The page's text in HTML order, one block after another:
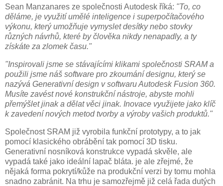
Sean Manzanares ze společnosti Autodesk říká: "To, co
děláme, je využití umělé inteligence i superpočítačového
výkonu, který umožňuje vymyslet desítky nebo stovky
různých návrhů, které by člověka nikdy nenapadly, a ty
získáte za zlomek času."
"Inspirovali jsme se stávajícími klikami společnosti SRAM a
použili jsme náš software pro zkoumání designu, který se
nazývá Generativní design v softwaru Autodesk Fusion 360.
Musíte zavést nové konstrukční nástroje, abyste mohli
přemýšlet jinak a dělat věci jinak. Inovace využijete jako klíč
k zavedení nových metod tvorby a výroby vašich produktů."
Společnost SRAM již vyrobila funkční prototypy, a to jak
pomocí klasického obrábění tak pomocí 3D tisku.
Generativní nosníková konstrukce vypadá skvěle, ale
vypadá také jako ideální lapač bláta. je ale zřejmé, že
nějaká forma pokrytí/kůže na produkční verzi by tomu mohla
snadno zabránit. Na trhu je samozřejmě již celá řada dutých